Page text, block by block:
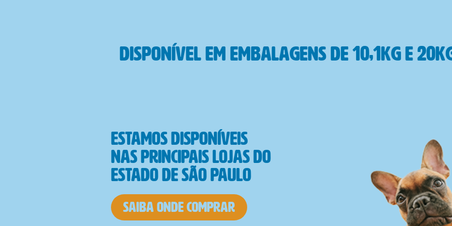
disponível em embalagens de 10,1kg e
Estamos disponíveis
nas principais lojas do
Estado de São Paulo
saiba onde comprar